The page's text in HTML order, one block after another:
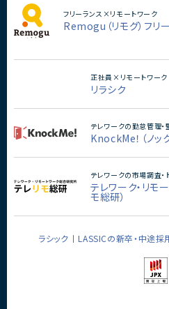
フリーランス×リモートワーク
Remogu（リモグ）フリ
正社員×リモートワーク
リラシク
テレワークの勤怠管理・
KnockMe！（ノック
テレワークの市場調査・
テレワーク・リモ
モ総研）
ラシック LASSICの新卒・中途採